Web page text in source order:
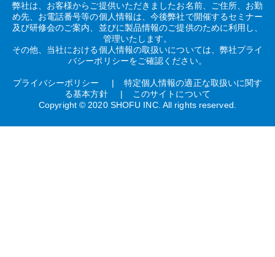
弊社は、お客様からご提供いただきましたお名前、ご住所、お勤
め先、お電話番号等の個人情報は、今後弊社で開催するセミナー
及び研修会のご案内、並びに製品情報のご提供のために利用し、
管理いたします。
その他、当社における個人情報の取扱いについては、弊社プライ
バシーポリシーをご確認ください。
プライバシーポリシー
特定個人情報の適正な取扱いに関す
る基本方針
このサイトについて
Copyright © 2020 SHOFU INC. All rights reserved.